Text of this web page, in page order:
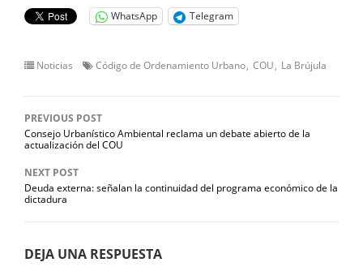
WhatsApp
Telegram
Noticias Código de Ordenamiento Urbano COU La Brújula
PREVIOUS POST
Consejo Urbanístico Ambiental reclama un debate abierto de la
actualización del COU
NEXT POST
Deuda externa: señalan la continuidad del programa económico de la
dictadura
DEJA UNA RESPUESTA